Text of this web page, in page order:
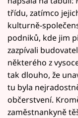
třídu, zatímco
kulturně-
podniků, kde jim
zazpívali
některého z
tak dlouho, že
tu byla
občerstvení.
zaměstnankyně